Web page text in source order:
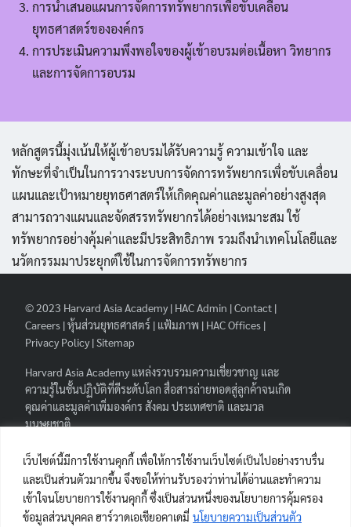
เว็บไซต์นี้มีการใช้งานคุกกี้ เพื่อให้การใช้งานเว็บไซต์เป็นไปอย่างราบรื่น
และเป็นส่วนตัวมากขึ้น จึงขอให้ท่านรับรองว่าท่านได้อ่านและทำความ
เข้าใจนโยบายการใช้งานคุกกี้ ซึ่งเป็นส่วนหนึ่งของนโยบายการคุ้มครอง
ข้อมูลส่วนบุคคล ฮาร์วาดเอเชียอคาเดมี่ นโยบายความเป็นส่วนตัว
การนำเสนอแผนการจัดการทรัพยากรเพื่อขับเคลื่อน
ยุทธศาสตร์ขององค์กร
การประเมินความพึงพอใจของผู้เข้าอบรมต่อเนื้อหา วิทยากร
และการจัดการอบรม
หลักสูตรนี้มุ่งเน้นให้ผู้เข้าอบรมได้รับความรู้ ความเข้าใจ และ
ทักษะที่จำเป็นในการวางระบบการจัดการทรัพยากรเพื่อขับเคลื่อน
แผนและเป้าหมายยุทธศาสตร์ให้เกิดคุณค่าและมูลค่าอย่างสูงสุด
สามารถวางแผนและจัดสรรทรัพยากรได้อย่างเหมาะสม ใช้
ทรัพยากรอย่างคุ้มค่าและมีประสิทธิภาพ รวมถึงนำเทคโนโลยีและ
นวัตกรรมมาประยุกต์ใช้ในการจัดการทรัพยากร
© 2023 Harvard Asia Academy | HAC Admin |Contact |
Careers |หุ้นส่วนยุทธศาสตร์ | แฟ้มภาพ | HAC Offices |
Privacy Policy | Sitemap
Harvard Asia Academy แหล่งรวบรวมความเชี่ยวชาญ และ
ความรู้ในชั้นปฏิบัติที่ดีระดับโลก สื่อสารถ่ายทอดสู่ลูกค้าจนเกิด
คุณค่าและมูลค่าเพิ่มองค์กร สังคม ประเทศชาติ และมวล
มนุษยชาติ.
FOLLOW HAA|